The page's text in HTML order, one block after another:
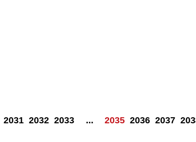
2031 2032 2033 ... 2035 2036 2037